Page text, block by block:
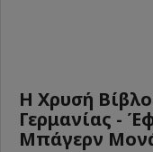
Η Χρυσή
Γερμανίας -
Μπάγερν